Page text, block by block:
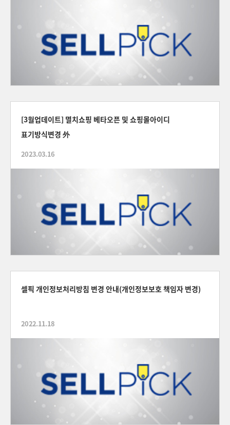
[3월업데이트] 멸치쇼핑 베타오픈 및 쇼핑몰아이디
표기방식변경 外
2023.03.16
셀픽 개인정보처리방침 변경 안내(개인정보보호 책임자 변경)
2022.11.18